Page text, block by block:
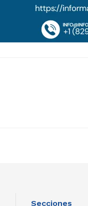
Secciones